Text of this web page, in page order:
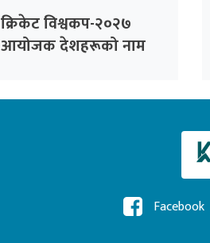
क्रिकेट विश्वकप-२०२७
आयोजक देशहरूको नाम
Facebook